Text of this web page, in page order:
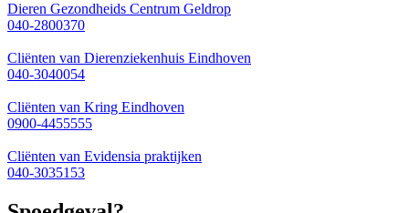
Dieren Gezondheids Centrum Geldrop
040-2800370
Cliënten van Dierenziekenhuis Eindhoven
040-3040054
Cliënten van Kring Eindhoven
0900-4455555
Cliënten van Evidensia praktijken
040-3035153